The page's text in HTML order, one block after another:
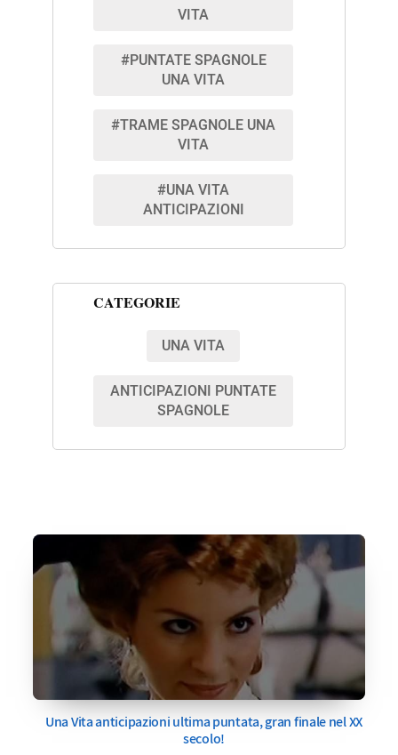
VITA
#PUNTATE SPAGNOLE
UNA VITA
#TRAME SPAGNOLE UNA
VITA
#UNA VITA
ANTICIPAZIONI
CATEGORIE
UNA VITA
ANTICIPAZIONI PUNTATE
SPAGNOLE
Una Vita anticipazioni ultima puntata, gran finale nel XX
secolo!